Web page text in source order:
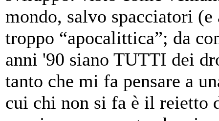
mondo, salvo spacciatori
troppo “apocalittica”; da
anni '90 siano TUTTI dei
tanto che mi fa pensare a
cui chi non si fa è il reietto